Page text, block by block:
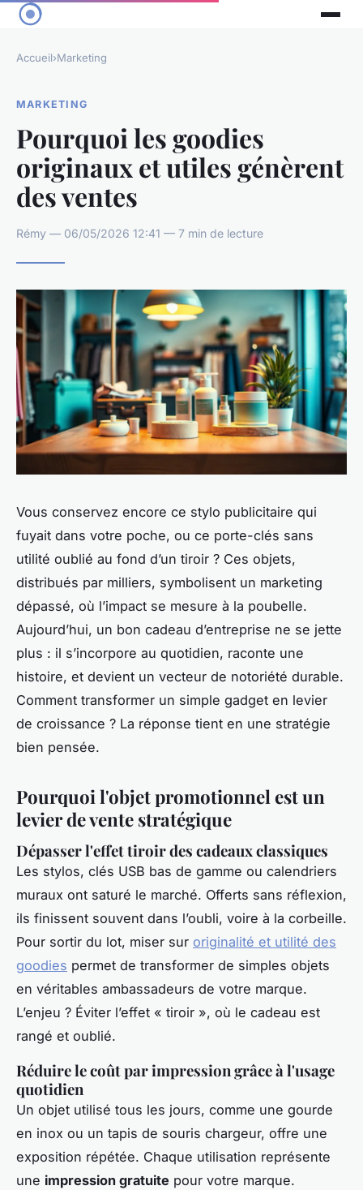
Accueil›Marketing
MARKETING
Pourquoi les goodies
originaux et utiles génèrent
des ventes
Rémy — 06/05/2026 12:41 — 7 min de lecture
Vous conservez encore ce stylo publicitaire qui
fuyait dans votre poche, ou ce porte-clés sans
utilité oublié au fond d’un tiroir ? Ces objets,
distribués par milliers, symbolisent un marketing
dépassé, où l’impact se mesure à la poubelle.
Aujourd’hui, un bon cadeau d’entreprise ne se jette
plus : il s’incorpore au quotidien, raconte une
histoire, et devient un vecteur de notoriété durable.
Comment transformer un simple gadget en levier
de croissance ? La réponse tient en une stratégie
bien pensée.
Pourquoi l'objet promotionnel est un
levier de vente stratégique
Dépasser l'effet tiroir des cadeaux classiques
Les stylos, clés USB bas de gamme ou calendriers
muraux ont saturé le marché. Offerts sans réflexion,
ils finissent souvent dans l’oubli, voire à la corbeille.
Pour sortir du lot, miser sur originalité et utilité des
goodies permet de transformer de simples objets
en véritables ambassadeurs de votre marque.
L’enjeu ? Éviter l’effet « tiroir », où le cadeau est
rangé et oublié.
Réduire le coût par impression grâce à l'usage
quotidien
Un objet utilisé tous les jours, comme une gourde
en inox ou un tapis de souris chargeur, offre une
exposition répétée. Chaque utilisation représente
une impression gratuite pour votre marque.